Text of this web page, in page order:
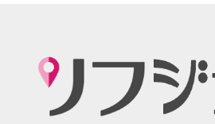
週1日～OK ぽっ
指名バック率高め 週1
大阪 兵庫 滋賀 和
九州・沖縄 エリア
大分 福岡 佐賀 宮崎